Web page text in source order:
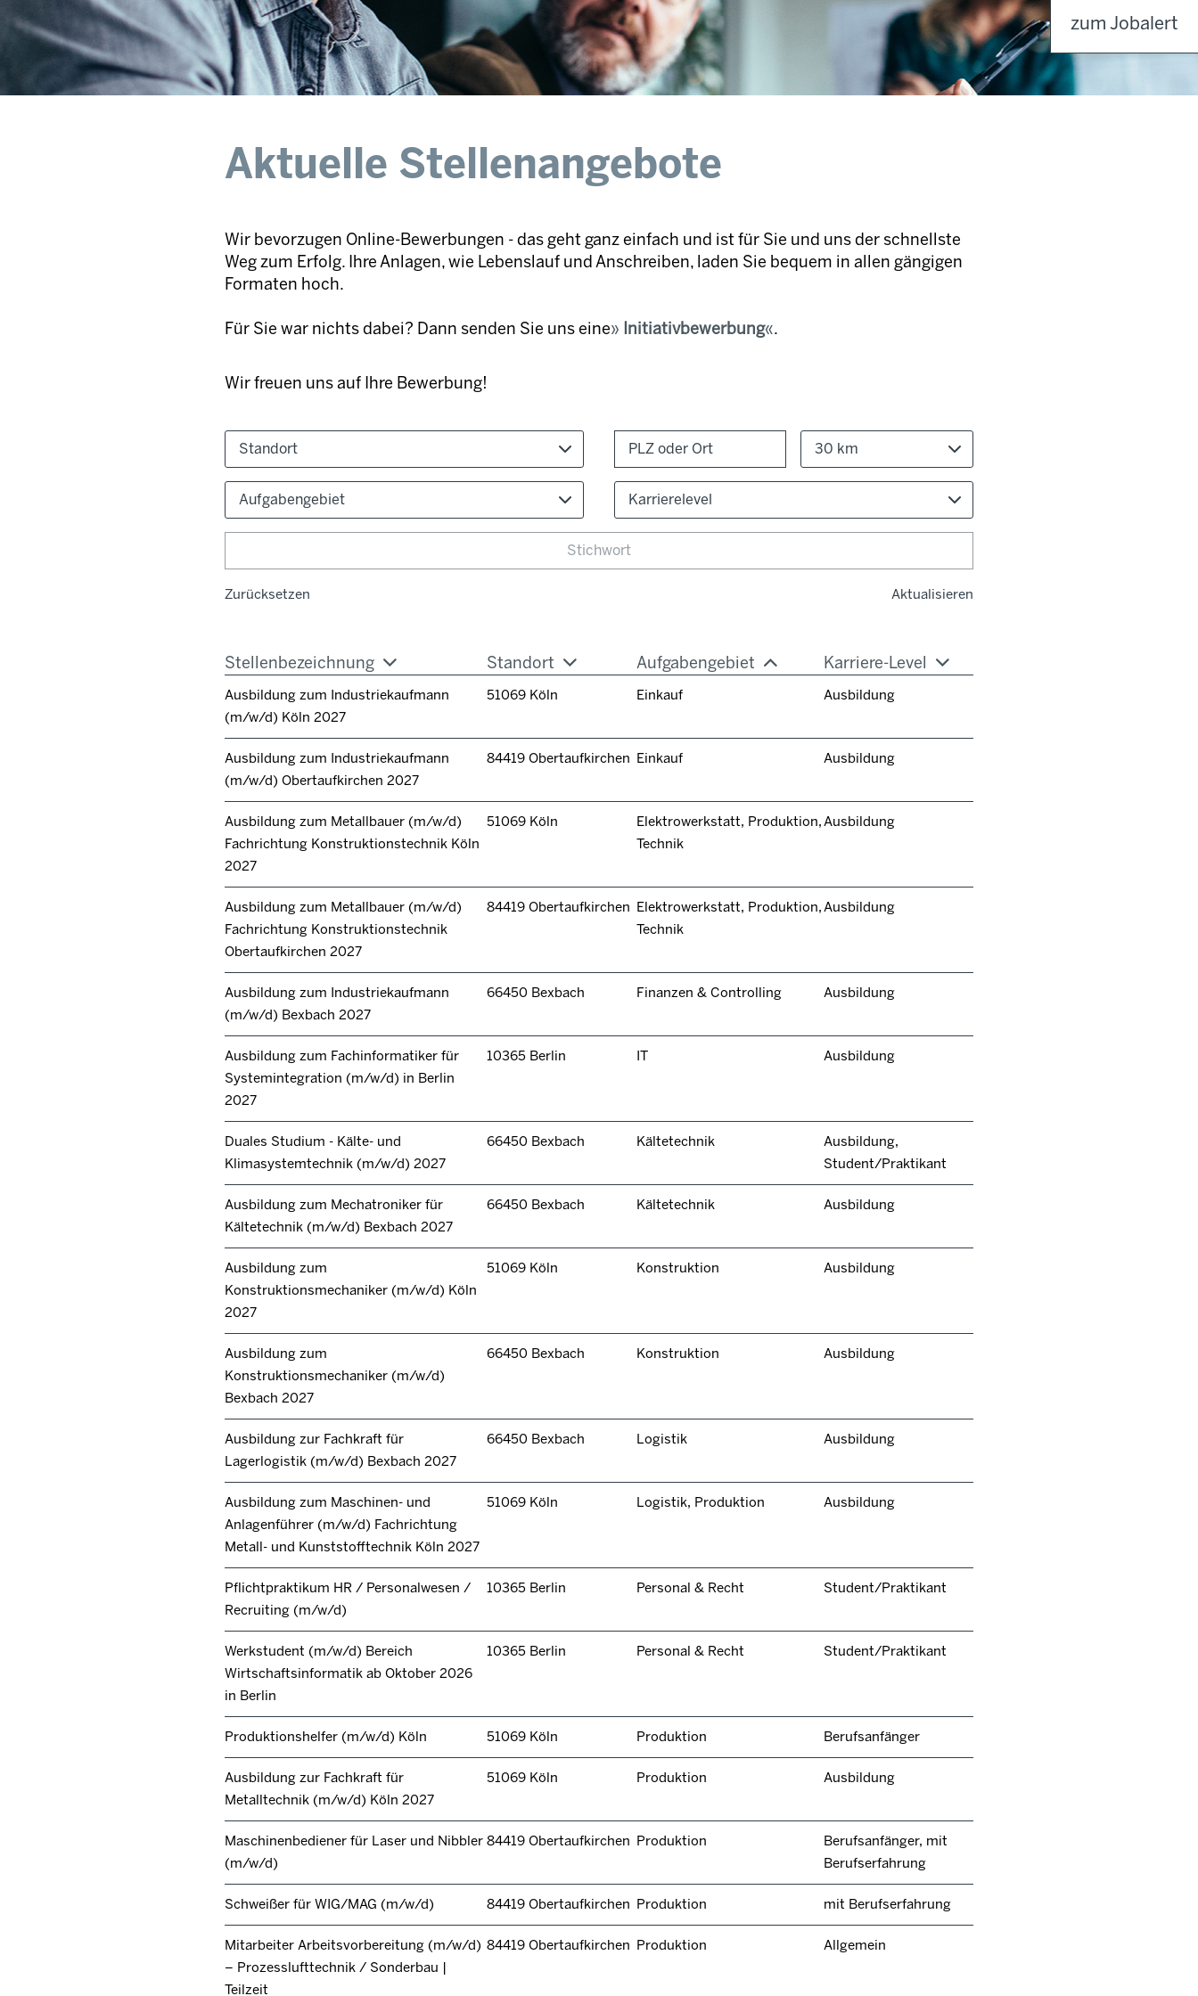
Aktuelle Stellenangebote
Wir bevorzugen Online-Bewerbungen - das geht ganz einfach und ist für Sie und uns der schnellste
Weg zum Erfolg. Ihre Anlagen, wie Lebenslauf und Anschreiben, laden Sie bequem in allen gängigen
Formaten hoch.
Für Sie war nichts dabei? Dann senden Sie uns eine Initiativbewerbung .
Wir freuen uns auf Ihre Bewerbung!
Standort 30 km
Aufgabengebiet Karrierelevel
Zurücksetzen Aktualisieren
Stellenbezeichnung Standort Aufgabengebiet Karriere-Level
Ausbildung zum Industriekaufmann
(m/w/d) Köln 2027
51069 Köln Einkauf Ausbildung
Ausbildung zum Industriekaufmann
(m/w/d) Obertaufkirchen 2027
84419 Obertaufkirchen Einkauf Ausbildung
Ausbildung zum Metallbauer (m/w/d)
Fachrichtung Konstruktionstechnik Köln
2027
51069 Köln
Elektrowerkstatt, Produktion,
Technik
Ausbildung
Ausbildung zum Metallbauer (m/w/d)
Fachrichtung Konstruktionstechnik
Obertaufkirchen 2027
84419 Obertaufkirchen Elektrowerkstatt, Produktion,
Technik
Ausbildung
Ausbildung zum Industriekaufmann
(m/w/d) Bexbach 2027
66450 Bexbach Finanzen & Controlling Ausbildung
Ausbildung zum Fachinformatiker für
Systemintegration (m/w/d) in Berlin
2027
10365 Berlin IT Ausbildung
Duales Studium - Kälte- und
Klimasystemtechnik (m/w/d) 2027
66450 Bexbach Kältetechnik
Ausbildung,
Student/Praktikant
Ausbildung zum Mechatroniker für
Kältetechnik (m/w/d) Bexbach 2027
66450 Bexbach Kältetechnik Ausbildung
Ausbildung zum
Konstruktionsmechaniker (m/w/d) Köln
2027
51069 Köln Konstruktion Ausbildung
Ausbildung zum
Konstruktionsmechaniker (m/w/d)
Bexbach 2027
66450 Bexbach Konstruktion Ausbildung
Ausbildung zur Fachkraft für
Lagerlogistik (m/w/d) Bexbach 2027
66450 Bexbach Logistik Ausbildung
Ausbildung zum Maschinen- und
Anlagenführer (m/w/d) Fachrichtung
Metall- und Kunststofftechnik Köln 2027
51069 Köln Logistik, Produktion Ausbildung
Pflichtpraktikum HR / Personalwesen /
Recruiting (m/w/d)
10365 Berlin Personal & Recht Student/Praktikant
Werkstudent (m/w/d) Bereich
Wirtschaftsinformatik ab Oktober 2026
in Berlin
10365 Berlin Personal & Recht Student/Praktikant
Produktionshelfer (m/w/d) Köln 51069 Köln Produktion Berufsanfänger
Ausbildung zur Fachkraft für
Metalltechnik (m/w/d) Köln 2027
51069 Köln Produktion Ausbildung
Maschinenbediener für Laser und Nibbler
(m/w/d)
84419 Obertaufkirchen Produktion
Berufsanfänger, mit
Berufserfahrung
Schweißer für WIG/MAG (m/w/d) 84419 Obertaufkirchen Produktion mit Berufserfahrung
Mitarbeiter Arbeitsvorbereitung (m/w/d)
– Prozesslufttechnik / Sonderbau |
Teilzeit
84419 Obertaufkirchen Produktion Allgemein
zum Jobalert